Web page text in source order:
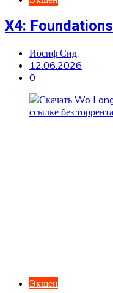
X4: Foundations
Иосиф Сид
12.06.2026
0
Экшен